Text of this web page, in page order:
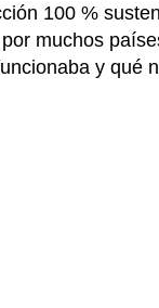
100 %
muchos
y qué